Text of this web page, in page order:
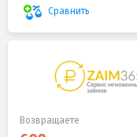
Сравнить
Возвращаете